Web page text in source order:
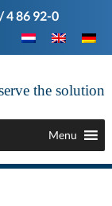
4 86 92-0
the solution
Menu